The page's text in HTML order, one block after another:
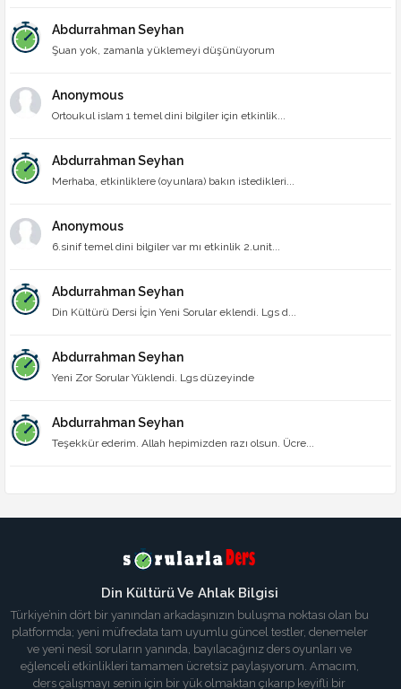
Abdurrahman Seyhan
Şuan yok, zamanla yüklemeyi düşünüyorum
Anonymous
Ortoukul islam 1 temel dini bilgiler için etkinlik...
Abdurrahman Seyhan
Merhaba, etkinliklere (oyunlara) bakın istedikleri...
Anonymous
6.sinif temel dini bilgiler var mı etkinlik 2.unit...
Abdurrahman Seyhan
Din Kültürü Dersi İçin Yeni Sorular eklendi. Lgs d...
Abdurrahman Seyhan
Yeni Zor Sorular Yüklendi. Lgs düzeyinde
Abdurrahman Seyhan
Teşekkür ederim. Allah hepimizden razı olsun. Ücre...
Din Kültürü Ve Ahlak Bilgisi
Türkiye’nin dört bir yanından arkadaşınızın buluşma noktası olan bu
platformda; yeni müfredata tam uyumlu güncel testler, denemeler
ve yeni nesil soruların yanında, bayılacağınız ders oyunları ve
eğlenceli etkinlikleri tamamen ücretsiz paylaşıyorum. Amacım,
ders çalışmayı senin için bir yük olmaktan çıkarıp keyifli bir